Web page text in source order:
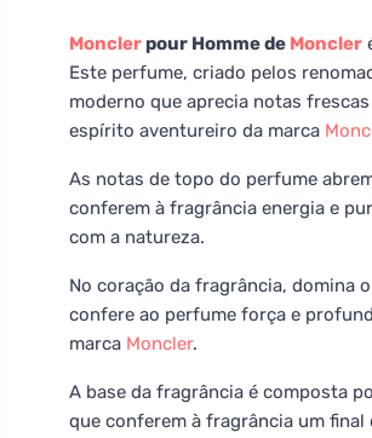
Moncler pour Homme de Moncler
Este perfume, criado pelos
moderno que aprecia notas
espírito aventureiro da marca
As notas de topo do perfume
conferem à fragrância energia e
com a natureza.
No coração da fragrância, domina
confere ao perfume força e
marca Moncler.
A base da fragrância é composta
que conferem à fragrância um